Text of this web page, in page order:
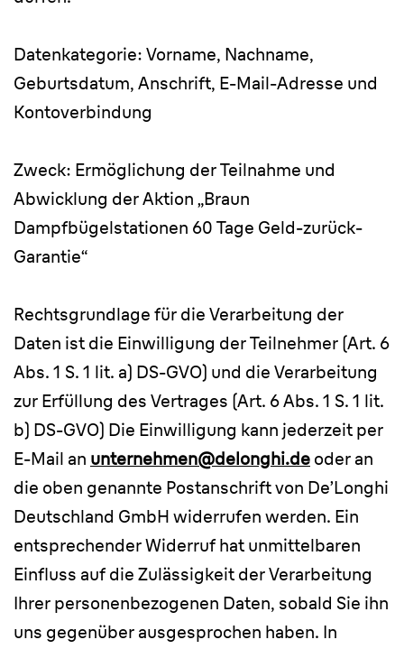
Datenkategorie: Vorname, Nachname,
Geburtsdatum, Anschrift, E-Mail-Adresse und
Kontoverbindung
Zweck: Ermöglichung der Teilnahme und
Abwicklung der Aktion „Braun
Dampfbügelstationen 60 Tage Geld-zurück-
Garantie“
Rechtsgrundlage für die Verarbeitung der
Daten ist die Einwilligung der Teilnehmer (Art. 6
Abs. 1 S. 1 lit. a) DS-GVO) und die Verarbeitung
zur Erfüllung des Vertrages (Art. 6 Abs. 1 S. 1 lit.
b) DS-GVO) Die Einwilligung kann jederzeit per
E-Mail an unternehmen@delonghi.de oder an
die oben genannte Postanschrift von De’Longhi
Deutschland GmbH widerrufen werden. Ein
entsprechender Widerruf hat unmittelbaren
Einfluss auf die Zulässigkeit der Verarbeitung
Ihrer personenbezogenen Daten, sobald Sie ihn
uns gegenüber ausgesprochen haben. In